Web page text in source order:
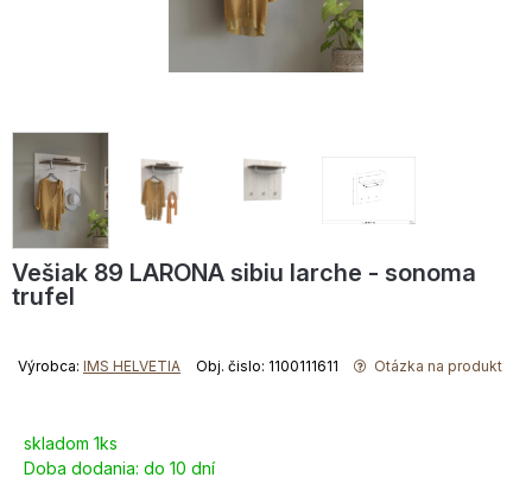
Vešiak 89 LARONA sibiu larche - sonoma
trufel
Výrobca: IMS HELVETIA Obj. čislo: 1100111611 Otázka na produkt
skladom 1ks
Doba dodania: do 10 dní